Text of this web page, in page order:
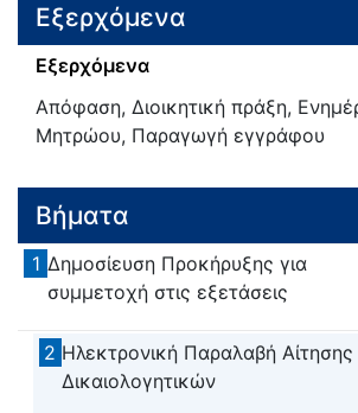
Εξερχόμενα
Εξερχόμενα
Απόφαση, Διοικητική πράξη,
Μητρώου, Παραγωγή εγγράφου
Βήματα
1 Δημοσίευση Προκήρυξης για
συμμετοχή στις εξετάσεις
2 Ηλεκτρονική Παραλαβή Αίτησης
Δικαιολογητικών